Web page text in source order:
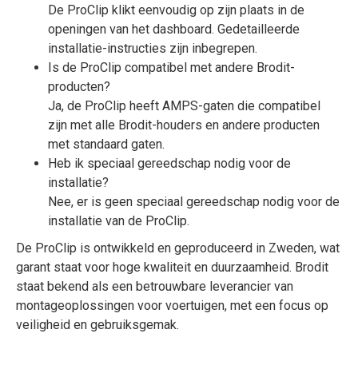
De ProClip klikt eenvoudig op zijn plaats in de
openingen van het dashboard. Gedetailleerde
installatie-instructies zijn inbegrepen.
Is de ProClip compatibel met andere Brodit-
producten?
Ja, de ProClip heeft AMPS-gaten die compatibel
zijn met alle Brodit-houders en andere producten
met standaard gaten.
Heb ik speciaal gereedschap nodig voor de
installatie?
Nee, er is geen speciaal gereedschap nodig voor de
installatie van de ProClip.
De ProClip is ontwikkeld en geproduceerd in Zweden, wat
garant staat voor hoge kwaliteit en duurzaamheid. Brodit
staat bekend als een betrouwbare leverancier van
montageoplossingen voor voertuigen, met een focus op
veiligheid en gebruiksgemak.